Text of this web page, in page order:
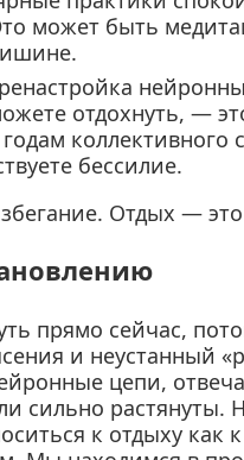
может быть
отдохнуть, —
коллективного
бессилие.
Отдых — это
прямо сейчас,
и неустанный
цепи,
сильно растянуты.
к отдыху как